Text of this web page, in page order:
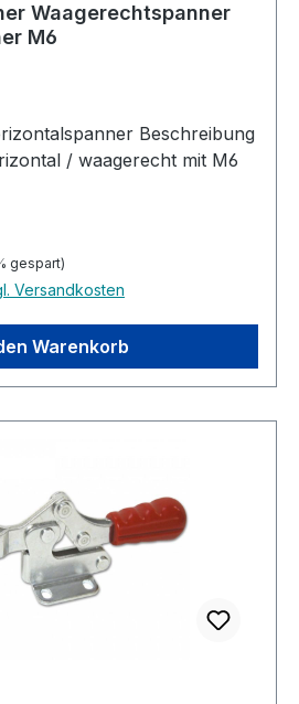
Waagerechtspanner
M6
/ waagerecht mit M6
gespart)
Versandkosten
Warenkorb